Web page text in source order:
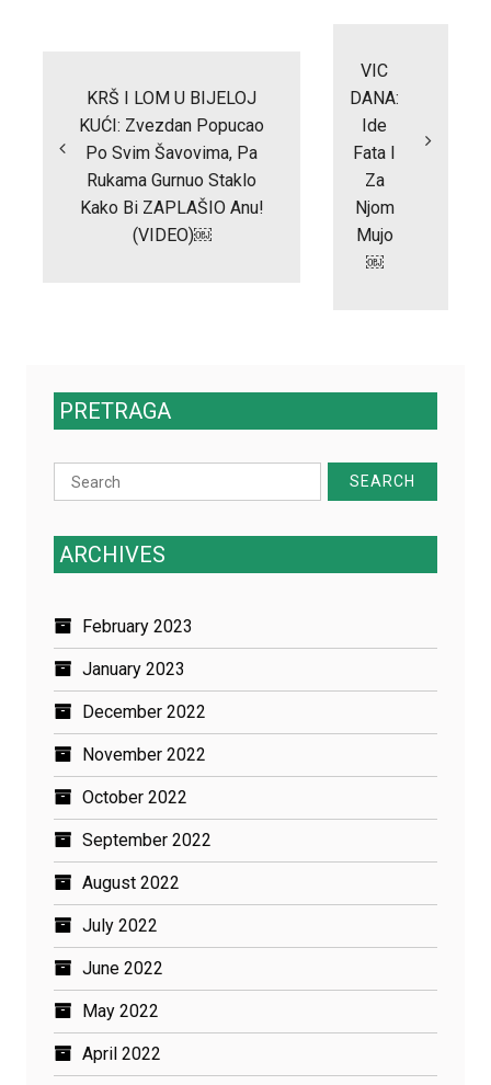
KRŠ I LOM U BIJELOJ
KUĆI: Zvezdan Popucao
Po Svim Šavovima, Pa
Rukama Gurnuo Staklo
Kako Bi ZAPLAŠIO Anu!
(VIDEO)￼
VIC
DANA:
Ide
Fata I
Za
Njom
Mujo
￼
PRETRAGA
Search
for:
ARCHIVES
February 2023
January 2023
December 2022
November 2022
October 2022
September 2022
August 2022
July 2022
June 2022
May 2022
April 2022